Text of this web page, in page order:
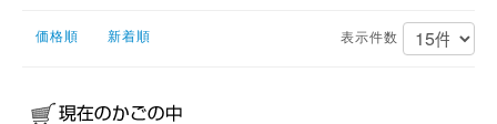
価格順 新着順 表示件数